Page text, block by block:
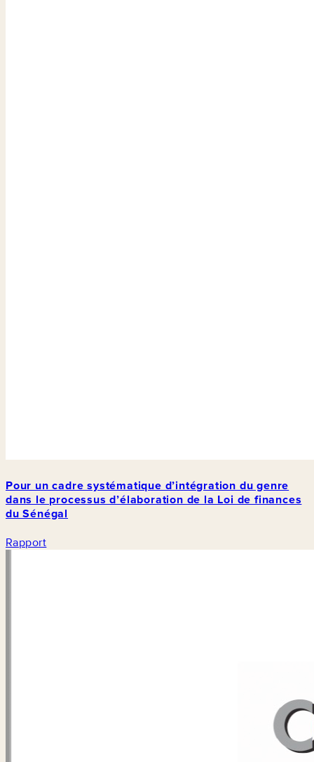
Pour un cadre systématique d’intégration du genre
dans le processus d’élaboration de la Loi de finances
du Sénégal
Rapport